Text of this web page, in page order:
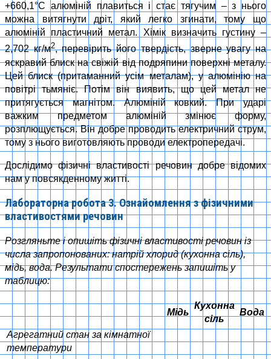
+660,1°С алюміній плавиться і стає тягучим – з нього
можна витягнути дріт, який легко згинати, тому що
алюміній пластичний метал. Хімік визначить густину –
2,702 кг/м2, перевірить його твердість, зверне увагу на
яскравий блиск на свіжій від подряпини поверхні металу.
Цей блиск (притаманний усім металам), у алюмінію на
повітрі тьмяніє. Потім він виявить, що цей метал не
притягується магнітом. Алюміній ковкий. При ударі
важким предметом алюміній змінює форму,
розплющується. Він добре проводить електричний струм,
тому з нього виготовляють проводи електропередачі.
Дослідимо фізичні властивості речовин добре відомих
нам у повсякденному житті.
Лабораторна робота 3. Ознайомлення з фізичними
властивостями речовин
Розгляньте і опишіть фізичні властивості речовин із
числа запропонованих: натрій хлорид (кухонна сіль),
мідь, вода. Результати спостережень запишіть у
таблицю:
Мідь
Кухонна
сіль
Вода
Агрегатний стан за кімнатної
температури